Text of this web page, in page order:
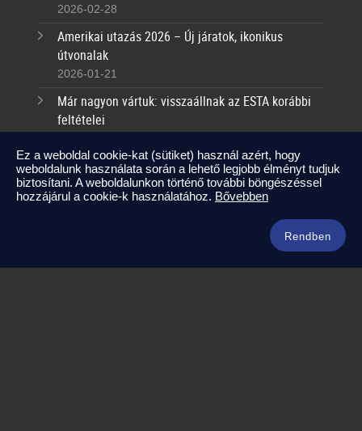
2026-02-28
Amerikai utazás 2026 – Új járatok, ikonikus
útvonalak
2026-01-21
Már nagyon vártuk: visszaállnak az ESTA korábbi
feltételei
Kapcsolat
Ez a weboldal cookie-kat (sütiket) használ azért, hogy
weboldalunk használata során a lehető legjobb élményt tudjuk
biztosítani. A weboldalunkon történő további böngészéssel
hozzájárul a cookie-k használatához. Bővebben
Rendben